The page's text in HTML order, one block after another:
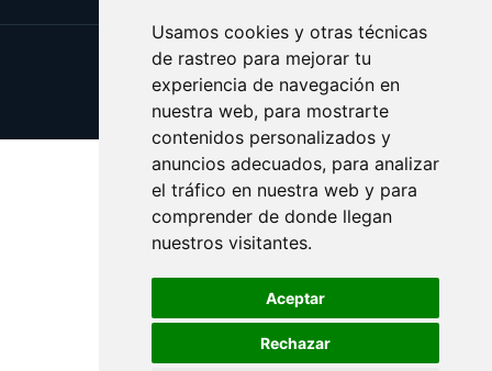
Usamos cookies y otras técnicas
de rastreo para mejorar tu
experiencia de navegación en
nuestra web, para mostrarte
contenidos personalizados y
anuncios adecuados, para analizar
el tráfico en nuestra web y para
comprender de donde llegan
nuestros visitantes.
Aceptar
Rechazar
Update cookies preferences
Copyright © 2025 catalanes.org